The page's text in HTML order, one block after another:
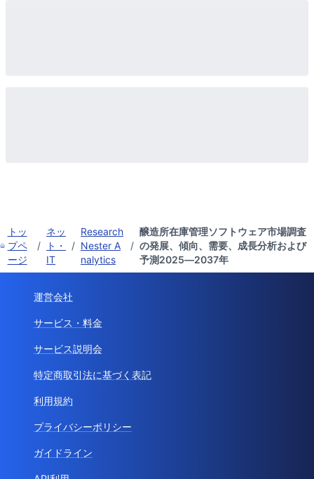
トッ
プペ
ージ
/
ネッ
ト・
IT
/
Research
Nester A
nalytics
/
醸造所在庫管理ソフトウェア市場調査
の発展、傾向、需要、成長分析および
予測2025―2037年
運営会社
サービス・料金
サービス説明会
特定商取引法に基づく表記
利用規約
プライバシーポリシー
ガイドライン